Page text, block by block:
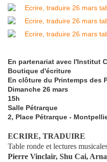
En partenariat avec l'Institut
Boutique d'écriture
En clôture du Printemps des
Dimanche 26 mars
15h
Salle Pétrarque
2, Place Pétrarque -
ECRIRE, TRADUIRE
Table ronde et lectures
Pierre Vinclair, Shu Cai,